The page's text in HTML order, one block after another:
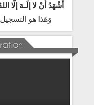
أَشْهَدُ أَنْ لا إلَـهَ إلَّا
وَهَذا هو